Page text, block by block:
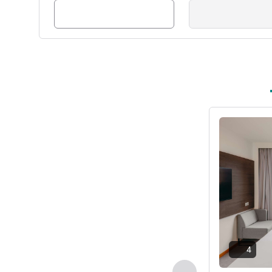
ดูรายละเอียด
4